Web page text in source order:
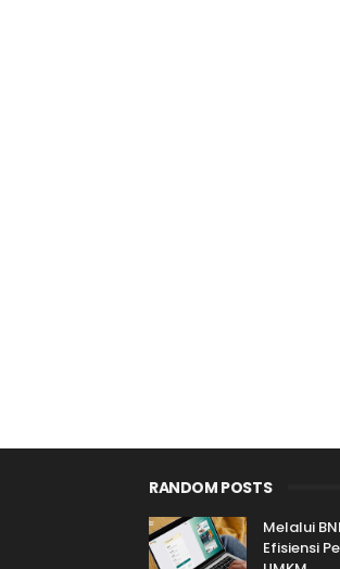
RANDOM POSTS
Melalui
Efisiensi